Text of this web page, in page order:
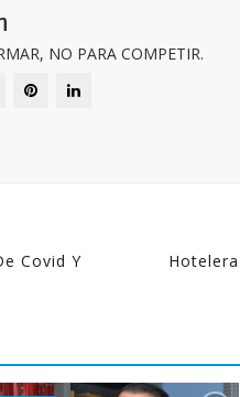
NO PARA COMPETIR.
Covid Y